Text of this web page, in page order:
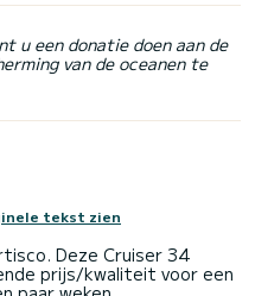
u een donatie doen aan de
van de oceanen te
tekst zien
Deze Cruiser 34
prijs/kwaliteit voor een